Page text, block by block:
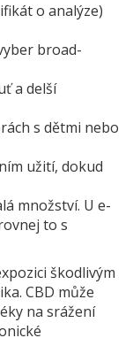
o analýze)
broad-
a delší
s dětmi nebo
užití, dokud
množství. U e-
to s
škodlivým
CBD může
na srážení